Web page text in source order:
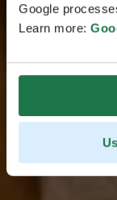
Google
Learn more: